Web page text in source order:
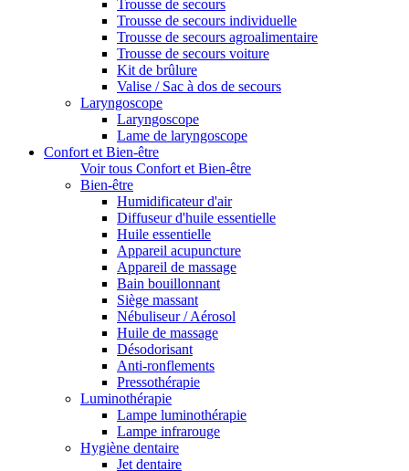
Trousse de secours
Trousse de secours individuelle
Trousse de secours agroalimentaire
Trousse de secours voiture
Kit de brûlure
Valise / Sac à dos de secours
Laryngoscope
Laryngoscope
Lame de laryngoscope
Confort et Bien-être
Voir tous Confort et Bien-être
Bien-être
Humidificateur d'air
Diffuseur d'huile essentielle
Huile essentielle
Appareil acupuncture
Appareil de massage
Bain bouillonnant
Siège massant
Nébuliseur / Aérosol
Huile de massage
Désodorisant
Anti-ronflements
Pressothérapie
Luminothérapie
Lampe luminothérapie
Lampe infrarouge
Hygiène dentaire
Jet dentaire